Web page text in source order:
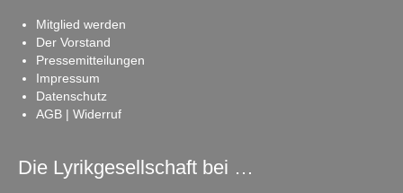
Mitglied werden
Der Vorstand
Pressemitteilungen
Impressum
Datenschutz
AGB | Widerruf
Die Lyrikgesellschaft bei …